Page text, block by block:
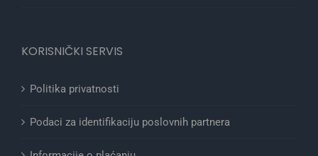
KORISNIČKI SERVIS
Politika privatnosti
Podaci za identifikaciju poslovnih partnera